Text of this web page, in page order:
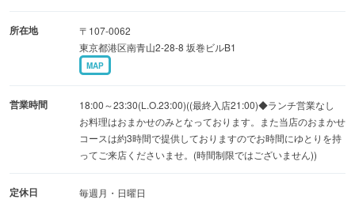
所在地
〒107-0062
東京都港区南青山2-28-8 坂巻ビルB1
MAP
営業時間
18:00～23:30(L.O.23:00)((最終入店21:00)◆ランチ営業なし
お料理はおまかせのみとなっております。また当店のおまかせ
コースは約3時間で提供しておりますのでお時間にゆとりを持
ってご来店くださいませ。(時間制限ではございません))
定休日 毎週月・日曜日